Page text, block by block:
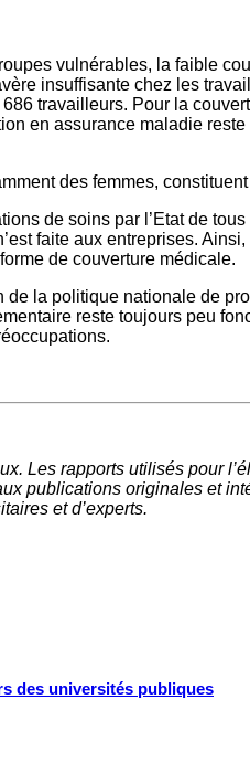
des universités publiques
vulnérables, la faible
insuffisante chez les
travailleurs. Pour la
en assurance maladie
des femmes,
de soins par l’Etat de
faite aux entreprises.
de couverture médicale.
la politique nationale de
reste toujours peu
Les rapports utilisés pour
publications originales et
et d’experts.